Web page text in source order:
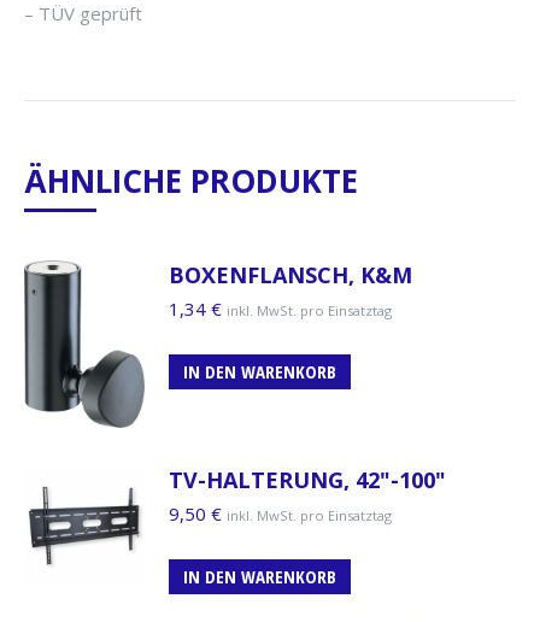
– TÜV geprüft
ÄHNLICHE PRODUKTE
BOXENFLANSCH, K&M
1,34 € inkl. MwSt. pro Einsatztag
IN DEN WARENKORB
TV-HALTERUNG, 42"-100"
9,50 € inkl. MwSt. pro Einsatztag
IN DEN WARENKORB